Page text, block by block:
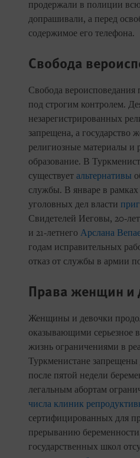
продержали в полиции всю
допрашивали, а перед
содержимое его телефона.
Свобода
Свобода вероисповедания
под строгим контролем.
незарегистрированных
запрещена, а государство
религиозные материалы и
образование. В
существует альтернативы
службы. В январе в
уголовных дел власти
Свидетелей Иеговы, 20-
и 21-летнего Арслана
годам исправительных
отказ от службы в армии
Права женщин и
Женщины и девочки
оказывающими серьезное
жизнь ограничениями в
Туркменистане
после пятой недели
легальным абортам
числа клиник
сертифицированных для
прерыванию
государственных школ